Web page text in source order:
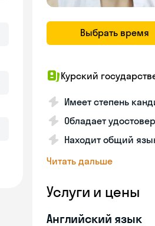
Выбрать время
Курский
Имеет степень
Обладает
Находит общий
Читать дальше
Услуги и цены
Английский язык